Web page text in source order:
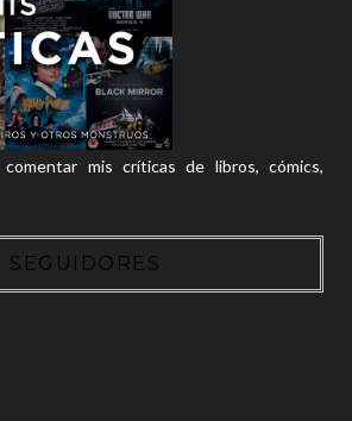
mis críticas de libros, cómics,
SEGUIDORES